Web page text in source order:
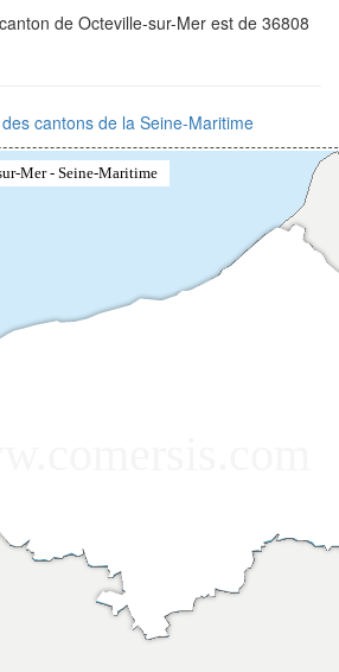
de Octeville-sur-Mer est de 36808
cantons de la Seine-Maritime